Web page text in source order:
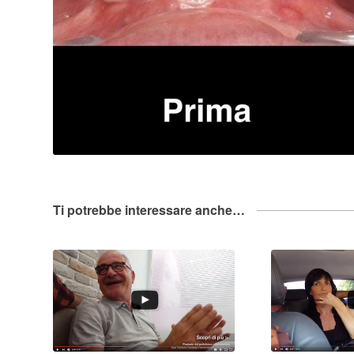
Ti potrebbe interessare anche…